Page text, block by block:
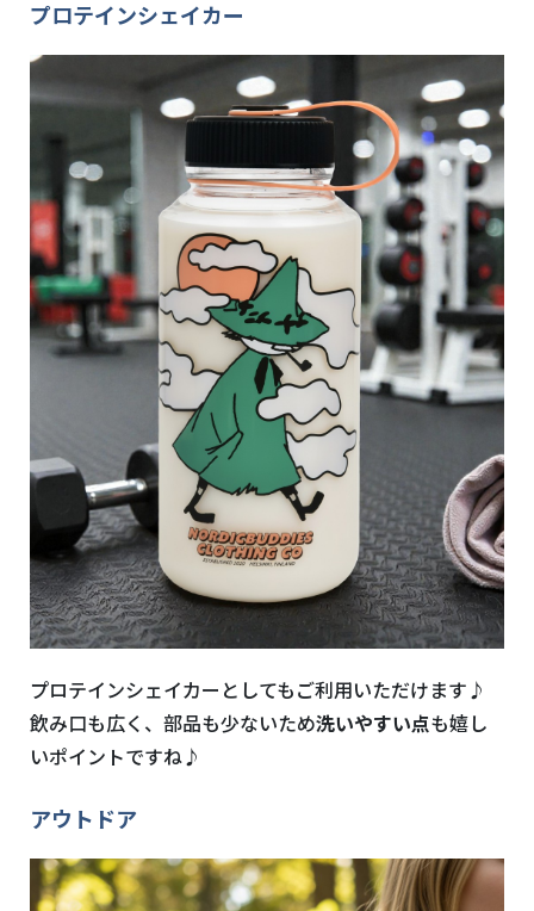
プロテインシェイカー
プロテインシェイカーとしてもご利用いただけます♪
飲み口も広く、部品も少ないため洗いやすい点も嬉し
いポイントですね♪
アウトドア